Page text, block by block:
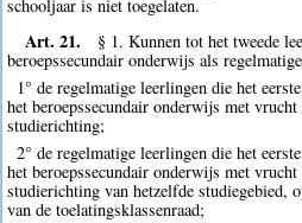
schooljaar is niet toegelaten.
Art. 21.
§ 1. Kunnen tot het tweede
beroepssecundair onderwijs als
1° de regelmatige leerlingen die het
het beroepssecundair onderwijs met
studierichting;
2° de regelmatige leerlingen die het
het beroepssecundair onderwijs met
studierichting van hetzelfde studiegebied,
van de toelatingsklassenraad;